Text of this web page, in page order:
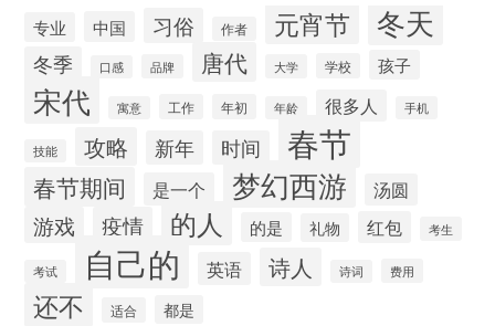
专业 中国 习俗 作者 元宵节 冬天
冬季 口感 品牌 唐代 大学 学校 孩子
宋代 寓意 工作 年初 年龄 很多人 手机
技能 攻略 新年 时间 春节
春节期间 是一个 梦幻西游 汤圆
游戏 疫情 的人 的是 礼物 红包 考生
考试 自己的 英语 诗人 诗词 费用
还不 适合 都是